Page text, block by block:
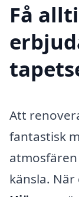
Få
Att
fantastisk
känsla.